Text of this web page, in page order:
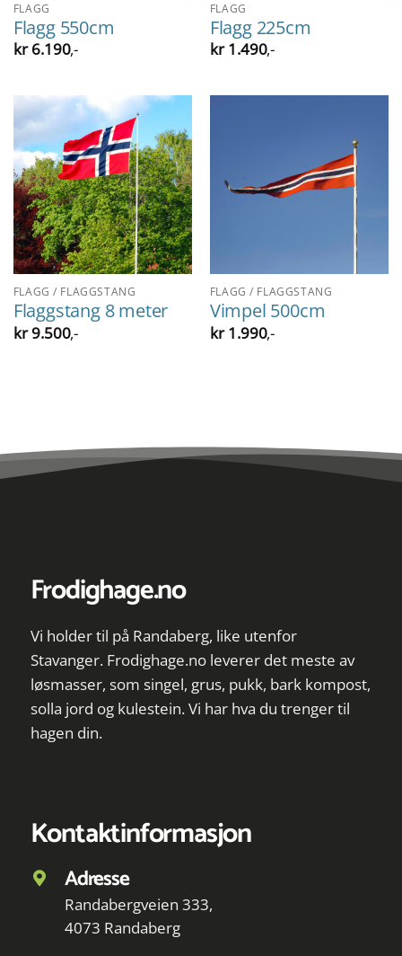
FLAGG
Flagg 550cm
kr6.190,-
FLAGG
Flagg 225cm
kr1.490,-
FLAGG / FLAGGSTANG
Flaggstang 8 meter
kr9.500,-
FLAGG / FLAGGSTANG
Vimpel 500cm
kr1.990,-
Frodighage.no
Vi holder til på Randaberg, like utenfor
Stavanger. Frodighage.no leverer det meste av
løsmasser, som singel, grus, pukk, bark kompost,
solla jord og kulestein. Vi har hva du trenger til
hagen din.
Kontaktinformasjon
Adresse
Randabergveien 333,
4073 Randaberg